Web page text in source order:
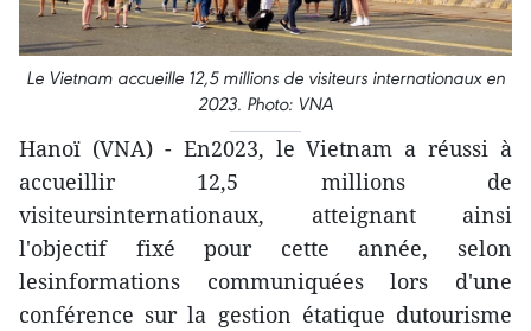
Le Vietnam accueille 12,5 millions de visiteurs internationaux en
2023. Photo: VNA
Hanoï (VNA) - En2023, le Vietnam a réussi à
accueillir 12,5 millions de
visiteursinternationaux, atteignant ainsi
l'objectif fixé pour cette année, selon
lesinformations communiquées lors d'une
conférence sur la gestion étatique dutourisme